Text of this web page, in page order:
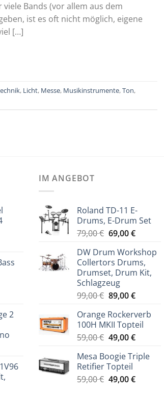
Bands (vor allem aus dem
ist es oft nicht möglich, eigene
[…]
, Licht, Messe, Musikinstrumente,Ton,
2
IM ANGEBOT
Roland TD-11 E-
Drums, E-Drum Set
79,00€ Ursprünglicher
war:
79,00 €
69,00€Aktueller
ist:
69,00 €.
DW Drum Workshop
Collertors Drums,
Drumset, Drum Kit,
Schlagzeug
99,00€ Ursprünglicher
war:
99,00 €
89,00€Aktueller
ist:
89,00 €.
Orange Rockerverb
100H MKII Topteil
59,00€ Ursprünglicher
war:
59,00 €
49,00€Aktueller
ist:
Mesa Boogie Triple
Retifier Topteil
59,00€ Ursprünglicher
49,00€Aktueller